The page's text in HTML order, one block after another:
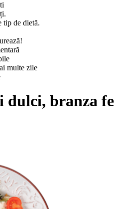
tip de dietă.
multe zile
dulci, branza